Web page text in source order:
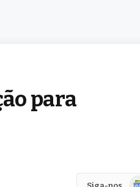
para
Siga-nos